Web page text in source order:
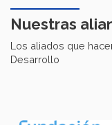
Nuestras
Los aliados que
Desarrollo